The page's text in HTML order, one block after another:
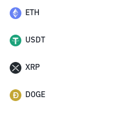
ETH
USDT
XRP
DOGE